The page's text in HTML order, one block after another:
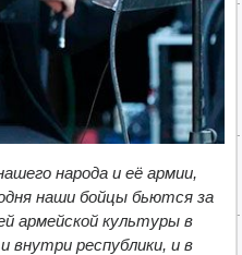
народа и её армии,
наши бойцы бьются за
армейской культуры в
республики, и в